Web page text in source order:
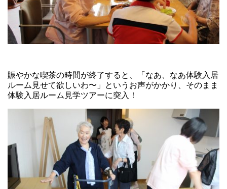
賑やかな喫茶の時間が終了すると、「なあ、なあ体験入居
ルーム見せて欲しいわ〜」というお声がかかり、そのまま
体験入居ルーム見学ツアーに突入！